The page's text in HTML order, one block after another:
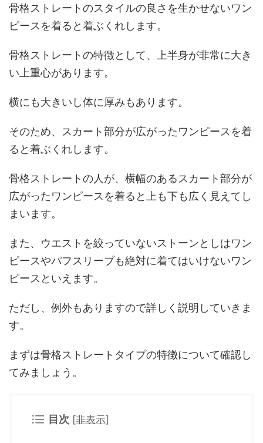
骨格ストレートのスタイルの良さを生かせないワン
ピースを着ると着ぶくれします。
骨格ストレートの特徴として、上半身が非常に大き
い上重心があります。
横にも大きいし体に厚みもあります。
そのため、スカート部分が広がったワンピースを着
ると着ぶくれします。
骨格ストレートの人が、横幅のあるスカート部分が
広がったワンピースを着ると上も下も広く見えてし
まいます。
また、ウエストを絞っていないストーンとしはワン
ピースやパフスリーブも絶対に着てはいけないワン
ピースといえます。
ただし、例外もありますので詳しく説明していきま
す。
まずは骨格ストレートタイプの特徴について確認し
てみましょう。
目次 [非表示]